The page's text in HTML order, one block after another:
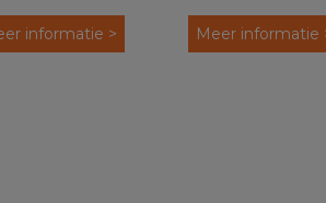
informatie > Click
Meer informatie